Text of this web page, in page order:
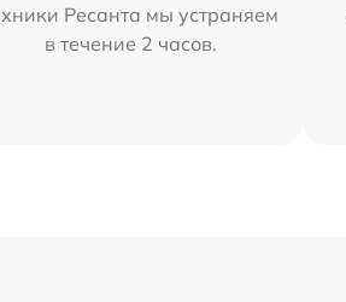
Ресанта мы устраняем
в течение 2 часов.